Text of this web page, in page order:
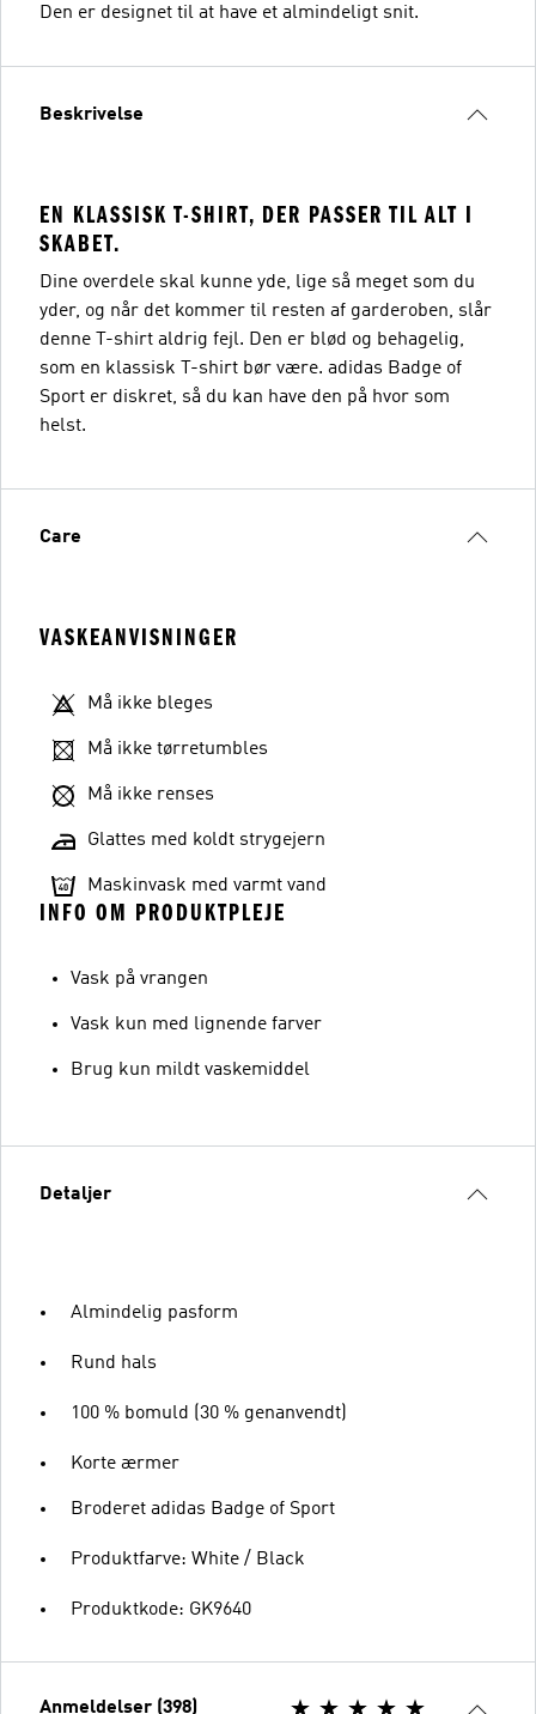
Den er designet til at have et almindeligt snit.
Beskrivelse
EN KLASSISK T-SHIRT, DER PASSER TIL ALT I
SKABET.
Dine overdele skal kunne yde, lige så meget som du
yder, og når det kommer til resten af garderoben, slår
denne T-shirt aldrig fejl. Den er blød og behagelig,
som en klassisk T-shirt bør være. adidas Badge of
Sport er diskret, så du kan have den på hvor som
helst.
Care
VASKEANVISNINGER
Må ikke bleges
Må ikke tørretumbles
Må ikke renses
Glattes med koldt strygejern
Maskinvask med varmt vand
INFO OM PRODUKTPLEJE
Vask på vrangen
Vask kun med lignende farver
Brug kun mildt vaskemiddel
Detaljer
Almindelig pasform
Rund hals
100 % bomuld (30 % genanvendt)
Korte ærmer
Broderet adidas Badge of Sport
Produktfarve: White / Black
Produktkode: GK9640
Anmeldelser (398)